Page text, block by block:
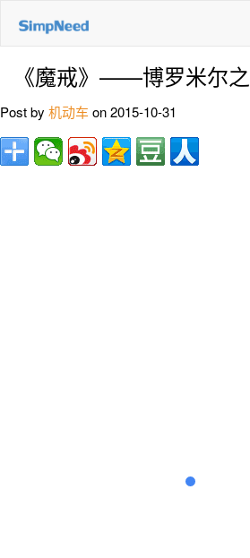
《魔戒》——博罗米尔
Post by 机动车on 2015-10-31